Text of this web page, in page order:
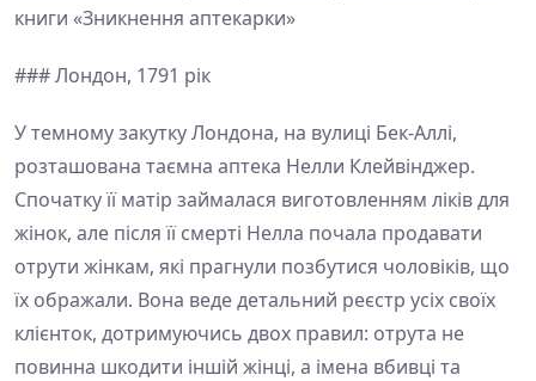
книги «Зникнення аптекарки»
### Лондон, 1791 рік
У темному закутку Лондона, на вулиці Бек-Аллі,
розташована таємна аптека Нелли Клейвінджер.
Спочатку її матір займалася виготовленням ліків для
жінок, але після її смерті Нелла почала продавати
отрути жінкам, які прагнули позбутися чоловіків, що
їх ображали. Вона веде детальний реєстр усіх своїх
клієнток, дотримуючись двох правил: отрута не
повинна шкодити іншій жінці, а імена вбивці та